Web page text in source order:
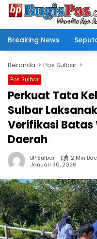
Langsung
Breaking News
Beranda Pos Sulbar
Pos Sulbar
Perkuat Tata
Sulbar
Verifikasi
Daerah
BP Sulbar
2 Min
Januari 30, 2026